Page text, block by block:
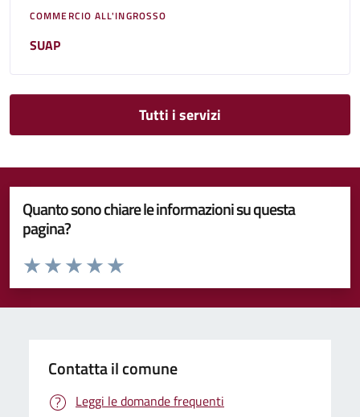
COMMERCIO ALL'INGROSSO
SUAP
Tutti i servizi
Quanto sono chiare le informazioni su questa
pagina?
Valuta da 1 a 5 stelle la pagina
Valuta 5 stelle su 5
Valuta 4 stelle su 5
Valuta 3 stelle su 5
Valuta 2 stelle su 5
Valuta 1 stelle su 5
Contatta il comune
Leggi le domande frequenti